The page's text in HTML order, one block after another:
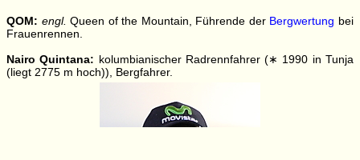
QOM: engl. Queen of the Mountain, Führende der Bergwertung bei
Frauenrennen.
Nairo Quintana: kolumbianischer Radrennfahrer (∗ 1990 in Tunja
(liegt 2775 m hoch)), Bergfahrer.